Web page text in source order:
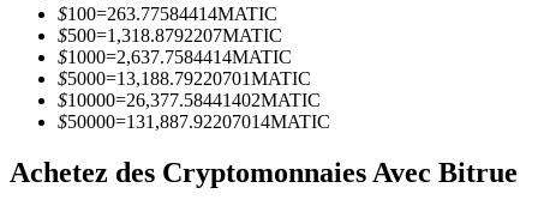
$100=263.77584414MATIC
$500=1,318.8792207MATIC
$1000=2,637.7584414MATIC
$5000=13,188.79220701MATIC
$10000=26,377.58441402MATIC
$50000=131,887.92207014MATIC
Achetez des Cryptomonnaies Avec Bitrue